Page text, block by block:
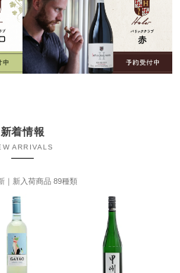
新着情報
ARRIVALS
｜新入荷商品 89種類